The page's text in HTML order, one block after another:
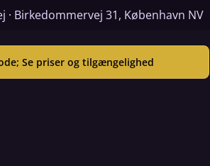
Birkedommervej 31, København NV